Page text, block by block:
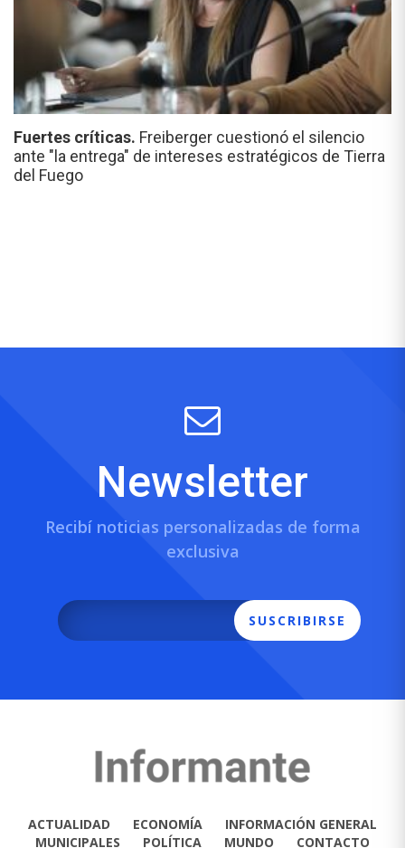
Fuertes críticas. Freiberger cuestionó el silencio
ante "la entrega" de intereses estratégicos de Tierra
del Fuego
Newsletter
Recibí noticias personalizadas de forma
exclusiva
SUSCRIBIRSE
ACTUALIDAD ECONOMÍA
INFORMACIÓN GENERAL
MUNICIPALES
POLÍTICA MUNDO CONTACTO